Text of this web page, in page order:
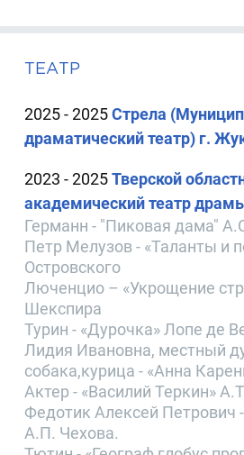
ТЕАТР
2025 - 2025Стрела
драматический театр) г.
2023 - 2025Тверской
академический театр
Германн - "Пиковая дама"
Петр Мелузов - «Таланты и
Островского
Люченцио – «Укрощение
Шекспира
Турин - «Дурочка» Лопе де
Лидия Ивановна, местный
собака,курица - «Анна
Актер - «Василий Теркин»
Федотик Алексей Петрович
А.П. Чехова.